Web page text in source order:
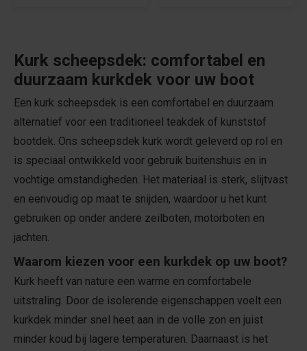
Kurk scheepsdek: comfortabel en
duurzaam kurkdek voor uw boot
Een kurk scheepsdek is een comfortabel en duurzaam
alternatief voor een traditioneel teakdek of kunststof
bootdek. Ons scheepsdek kurk wordt geleverd op rol en
is speciaal ontwikkeld voor gebruik buitenshuis en in
vochtige omstandigheden. Het materiaal is sterk, slijtvast
en eenvoudig op maat te snijden, waardoor u het kunt
gebruiken op onder andere zeilboten, motorboten en
jachten.
Waarom kiezen voor een kurkdek op uw boot?
Kurk heeft van nature een warme en comfortabele
uitstraling. Door de isolerende eigenschappen voelt een
kurkdek minder snel heet aan in de volle zon en juist
minder koud bij lagere temperaturen. Daarnaast is het